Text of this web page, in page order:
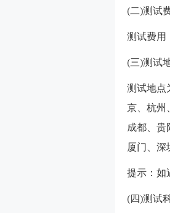
(二)测试
测试费用
(三)测试
测试地点
京、杭州
成都、贵
厦门、深
提示：如
(四)测试